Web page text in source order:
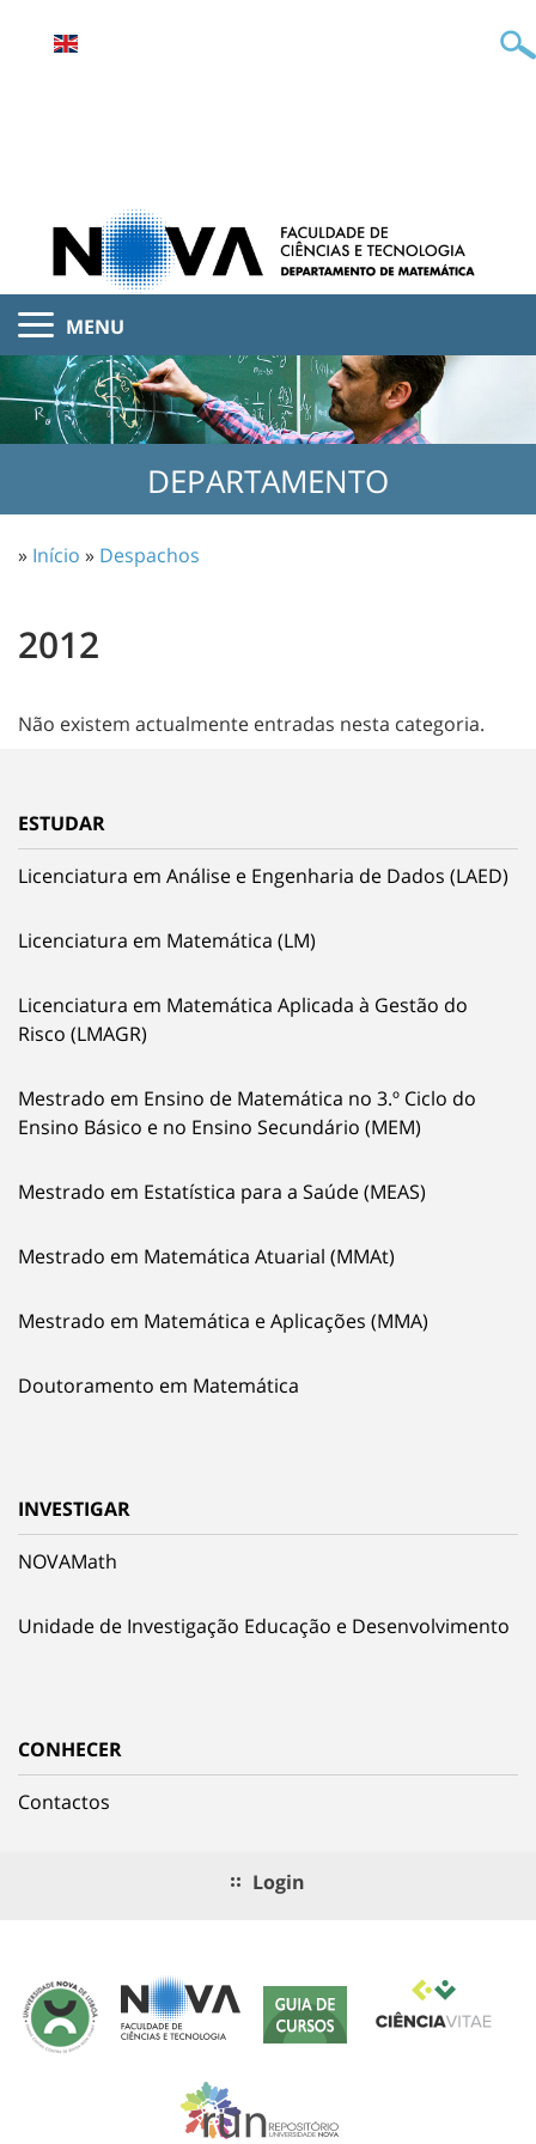
MENU
DEPARTAMENTO
» Início » Despachos
2012
Não existem actualmente entradas nesta categoria.
ESTUDAR
Licenciatura em Análise e Engenharia de Dados (LAED)
Licenciatura em Matemática (LM)
Licenciatura em Matemática Aplicada à Gestão do
Risco (LMAGR)
Mestrado em Ensino de Matemática no 3.º Ciclo do
Ensino Básico e no Ensino Secundário (MEM)
Mestrado em Estatística para a Saúde (MEAS)
Mestrado em Matemática Atuarial (MMAt)
Mestrado em Matemática e Aplicações (MMA)
Doutoramento em Matemática
INVESTIGAR
NOVAMath
Unidade de Investigação Educação e Desenvolvimento
CONHECER
Contactos
Login